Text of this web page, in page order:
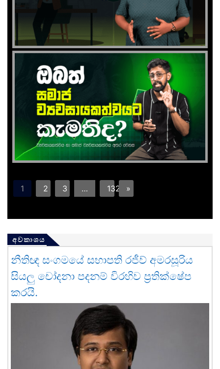
1 2 3 … 132 »
අවකාශය
නීතිඥ සංගමයේ සභාපති රජීව් අමරසූරිය
සියලු චෝදනා පදනම් විරහිව ප්‍රතික්ෂේප
කරයි.